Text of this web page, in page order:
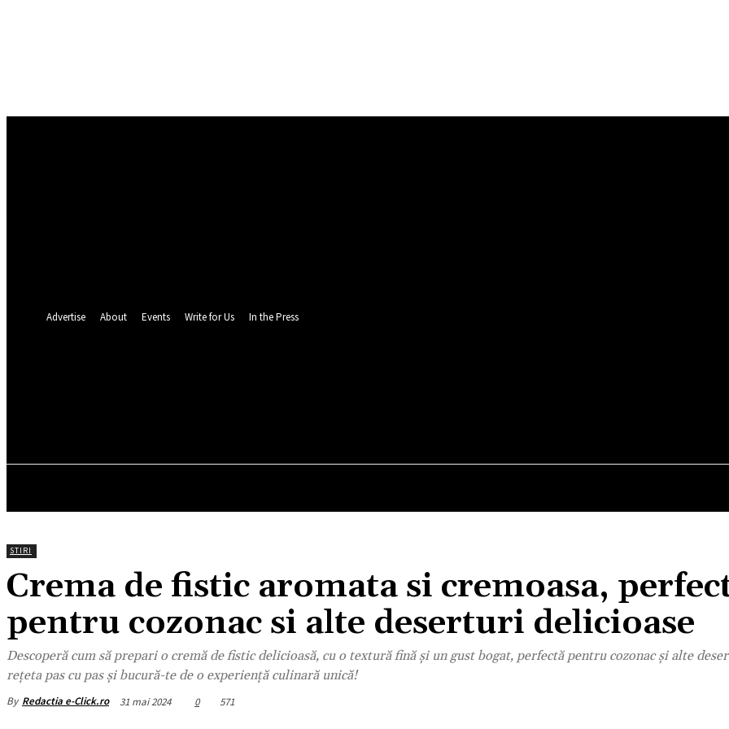
Advertise About Events Write for Us In the Press
STIRI
Crema de fistic aromata si cremoasa,
pentru cozonac si alte deserturi delicioase
Descoperă cum să prepari o cremă de fistic delicioasă, cu o textură fină și un gust bogat, perfectă pentru cozonac și alte
rețeta pas cu pas și bucură-te de o experiență culinară unică!
By Redactia e-Click.ro 31 mai 2024 0 571